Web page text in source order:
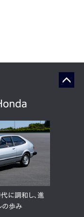
に調和し、進
の歩み